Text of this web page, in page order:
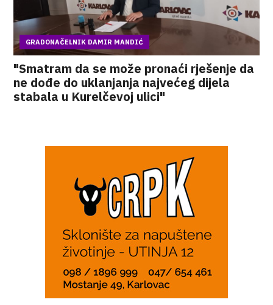
GRADONAČELNIK DAMIR MANDIĆ
"Smatram da se može pronaći rješenje da
ne dođe do uklanjanja najvećeg dijela
stabala u Kurelčevoj ulici"